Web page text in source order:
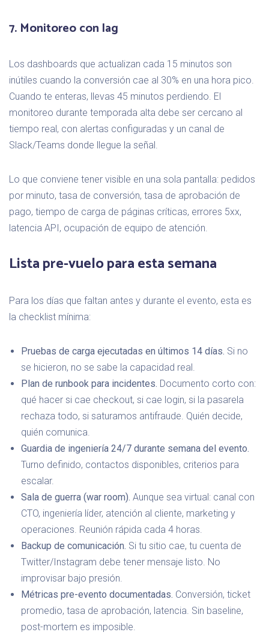
7. Monitoreo con lag
Los dashboards que actualizan cada 15 minutos son
inútiles cuando la conversión cae al 30% en una hora pico.
Cuando te enteras, llevas 45 minutos perdiendo. El
monitoreo durante temporada alta debe ser cercano al
tiempo real, con alertas configuradas y un canal de
Slack/Teams donde llegue la señal.
Lo que conviene tener visible en una sola pantalla: pedidos
por minuto, tasa de conversión, tasa de aprobación de
pago, tiempo de carga de páginas críticas, errores 5xx,
latencia API, ocupación de equipo de atención.
Lista pre-vuelo para esta semana
Para los días que faltan antes y durante el evento, esta es
la checklist mínima:
Pruebas de carga ejecutadas en últimos 14 días. Si no
se hicieron, no se sabe la capacidad real.
Plan de runbook para incidentes. Documento corto con:
qué hacer si cae checkout, si cae login, si la pasarela
rechaza todo, si saturamos antifraude. Quién decide,
quién comunica.
Guardia de ingeniería 24/7 durante semana del evento.
Turno definido, contactos disponibles, criterios para
escalar.
Sala de guerra (war room). Aunque sea virtual: canal con
CTO, ingeniería líder, atención al cliente, marketing y
operaciones. Reunión rápida cada 4 horas.
Backup de comunicación. Si tu sitio cae, tu cuenta de
Twitter/Instagram debe tener mensaje listo. No
improvisar bajo presión.
Métricas pre-evento documentadas. Conversión, ticket
promedio, tasa de aprobación, latencia. Sin baseline,
post-mortem es imposible.